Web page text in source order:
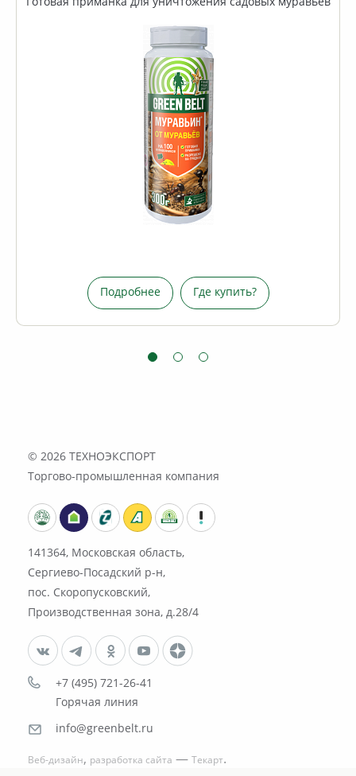
Готовая приманка для уничтожения садовых муравьев
Подробнее Где купить?
«Бордоская смесь» используется для приготовления
бордоской жидкости. Препарат применяется для
борьбы с различными заболеваниями культур.
Фитофтороз и коккомикоз;
Парша и ржавчина;
Курчавость листьев и черная гниль;
Милдью и антракноз;
Различные виды пятнистостей листьев и хвои.
Средством опрыскивают плодовые деревья (айву,
яблоню и грушу, абрикос, вишню, сливу, персик,
Подробнее Где купить?
© 2026
ТЕХНОЭКСПОРТ
Торгово-промышленная компания
141364, Московская область,
Сергиево-Посадский р-н,
пос. Скоропусковский,
Производственная зона, д.28/4
+7 (495) 721-26-41
Горячая линия
info@greenbelt.ru
Веб-дизайн, разработка сайта — Текарт.